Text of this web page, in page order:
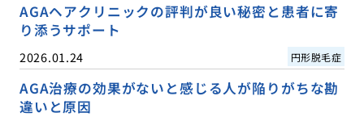
AGAヘアクリニックの評判が良い秘密と患者に寄
り添うサポート
2026.01.24 円形脱毛症
AGA治療の効果がないと感じる人が陥りがちな勘
違いと原因